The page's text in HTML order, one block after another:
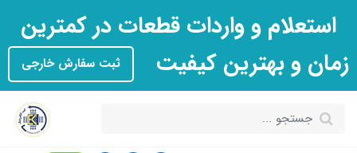
استعلام و واردات قطعات در کمترین
زمان و بهترین کیفیت
ثبت سفارش خارجی